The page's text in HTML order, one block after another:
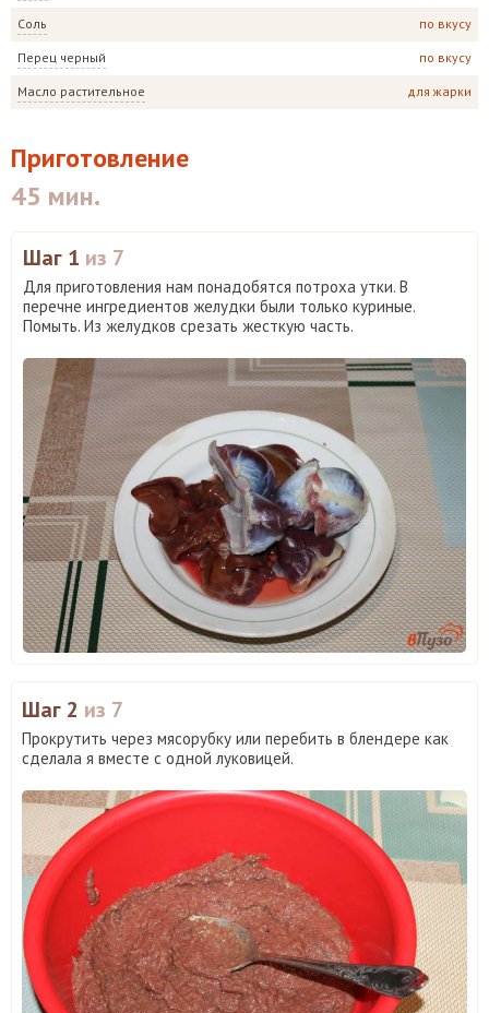
Соль по вкусу
Перец черный по вкусу
Масло растительное для жарки
Приготовление
45 мин.
Шаг 1 из 7
Для приготовления нам понадобятся потроха утки. В
перечне ингредиентов желудки были только куриные.
Помыть. Из желудков срезать жесткую часть.
Шаг 2 из 7
Прокрутить через мясорубку или перебить в блендере как
сделала я вместе с одной луковицей.